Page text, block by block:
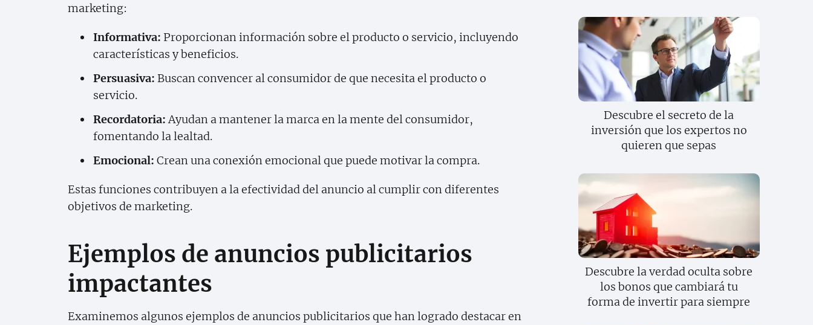
marketing:
Informativa: Proporcionan información sobre el producto o servicio, incluyendo
características y beneficios.
Persuasiva: Buscan convencer al consumidor de que necesita el producto o
servicio.
Recordatoria: Ayudan a mantener la marca en la mente del consumidor,
fomentando la lealtad.
Emocional: Crean una conexión emocional que puede motivar la compra.
Estas funciones contribuyen a la efectividad del anuncio al cumplir con diferentes
objetivos de marketing.
Ejemplos de anuncios publicitarios
impactantes
Examinemos algunos ejemplos de anuncios publicitarios que han logrado destacar en
Descubre el secreto de la
inversión que los expertos no
quieren que sepas
Descubre la verdad oculta sobre
los bonos que cambiará tu
forma de invertir para siempre